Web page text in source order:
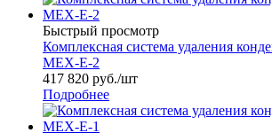
Быстрый просмотр
Комплексная система удаления
MEX-E-2
417 820 руб./шт
Подробнее